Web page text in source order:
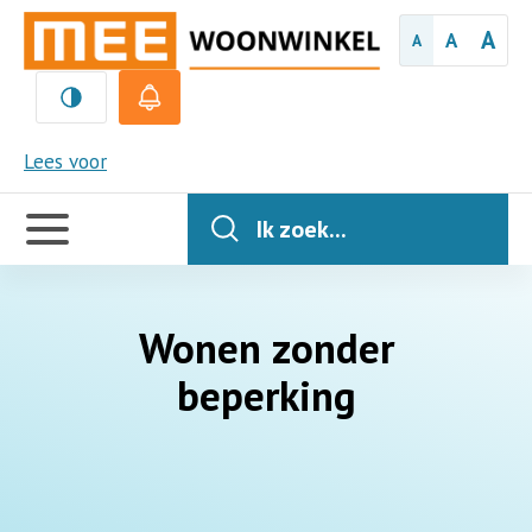
A A A
Lees voor
MEE
Handige
links
Ik zoek...
Wonen zonder
beperking